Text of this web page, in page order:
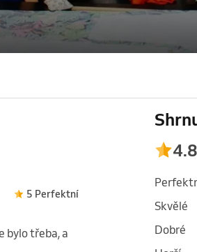
5 Perfektní
bylo třeba, a
Skvělé
Dobré